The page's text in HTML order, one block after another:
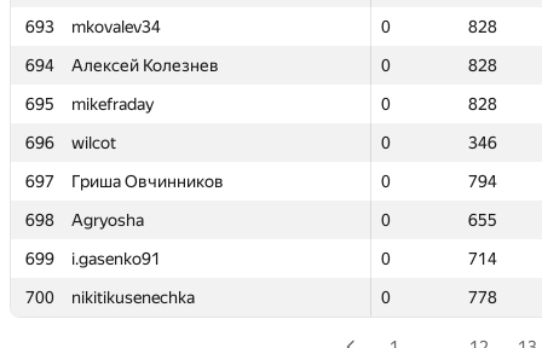
693
mkovalev34 0
828
694
Алексей Колезнев 0
828
695
mikefraday 0
828
696
wilcot 0
346
697
Гриша Овчинников 0
794
698
Agryosha 0
655
699
i.gasenko91 0
714
700
nikitikusenechka 0 778
693
mkovalev34 0
828
694
Алексей Колезнев 0
828
695
mikefraday 0
828
696
wilcot 0
346
697
Гриша Овчинников 0
794
698
Agryosha 0
655
699
i.gasenko91 0
714
700
nikitikusenechka 0 778